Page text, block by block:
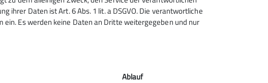
ihrer Daten ist Art. 6 Abs. 1 lit. a DSGVO. Die verantwortliche
Es werden keine Daten an Dritte weitergegeben und nur
Ablauf